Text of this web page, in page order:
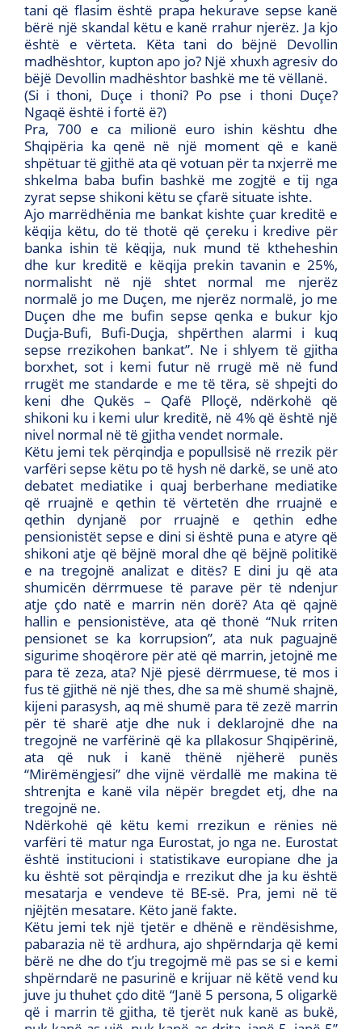
tani që flasim është prapa hekurave sepse kanë
bërë një skandal këtu e kanë rrahur njerëz. Ja kjo
është e vërteta. Këta tani do bëjnë Devollin
madhështor, kupton apo jo? Një xhuxh agresiv do
bëjë Devollin madhështor bashkë me të vëllanë.
(Si i thoni, Duçe i thoni? Po pse i thoni Duçe?
Ngaqë është i fortë ë?)
Pra, 700 e ca milionë euro ishin kështu dhe
Shqipëria ka qenë në një moment që e kanë
shpëtuar të gjithë ata që votuan për ta nxjerrë me
shkelma baba bufin bashkë me zogjtë e tij nga
zyrat sepse shikoni këtu se çfarë situate ishte.
Ajo marrëdhënia me bankat kishte çuar kreditë e
këqija këtu, do të thotë që çereku i kredive për
banka ishin të këqija, nuk mund të ktheheshin
dhe kur kreditë e këqija prekin tavanin e 25%,
normalisht në një shtet normal me njerëz
normalë jo me Duçen, me njerëz normalë, jo me
Duçen dhe me bufin sepse qenka e bukur kjo
Duçja-Bufi, Bufi-Duçja, shpërthen alarmi i kuq
sepse rrezikohen bankat”. Ne i shlyem të gjitha
borxhet, sot i kemi futur në rrugë më në fund
rrugët me standarde e me të tëra, së shpejti do
keni dhe Qukës – Qafë Plloçë, ndërkohë që
shikoni ku i kemi ulur kreditë, në 4% që është një
nivel normal në të gjitha vendet normale.
Këtu jemi tek përqindja e popullsisë në rrezik për
varfëri sepse këtu po të hysh në darkë, se unë ato
debatet mediatike i quaj berberhane mediatike
që rruajnë e qethin të vërtetën dhe rruajnë e
qethin dynjanë por rruajnë e qethin edhe
pensionistët sepse e dini si është puna e atyre që
shikoni atje që bëjnë moral dhe që bëjnë politikë
e na tregojnë analizat e ditës? E dini ju që ata
shumicën dërrmuese të parave për të ndenjur
atje çdo natë e marrin nën dorë? Ata që qajnë
hallin e pensionistëve, ata që thonë “Nuk rriten
pensionet se ka korrupsion”, ata nuk paguajnë
sigurime shoqërore për atë që marrin, jetojnë me
para të zeza, ata? Një pjesë dërrmuese, të mos i
fus të gjithë në një thes, dhe sa më shumë shajnë,
kijeni parasysh, aq më shumë para të zezë marrin
për të sharë atje dhe nuk i deklarojnë dhe na
tregojnë ne varfërinë që ka pllakosur Shqipërinë,
ata që nuk i kanë thënë njëherë punës
“Mirëmëngjesi” dhe vijnë vërdallë me makina të
shtrenjta e kanë vila nëpër bregdet etj, dhe na
tregojnë ne.
Ndërkohë që këtu kemi rrezikun e rënies në
varfëri të matur nga Eurostat, jo nga ne. Eurostat
është institucioni i statistikave europiane dhe ja
ku është sot përqindja e rrezikut dhe ja ku është
mesatarja e vendeve të BE-së. Pra, jemi në të
njëjtën mesatare. Këto janë fakte.
Këtu jemi tek një tjetër e dhënë e rëndësishme,
pabarazia në të ardhura, ajo shpërndarja që kemi
bërë ne dhe do t’ju tregojmë më pas se si e kemi
shpërndarë ne pasurinë e krijuar në këtë vend ku
juve ju thuhet çdo ditë “Janë 5 persona, 5 oligarkë
që i marrin të gjitha, të tjerët nuk kanë as bukë,